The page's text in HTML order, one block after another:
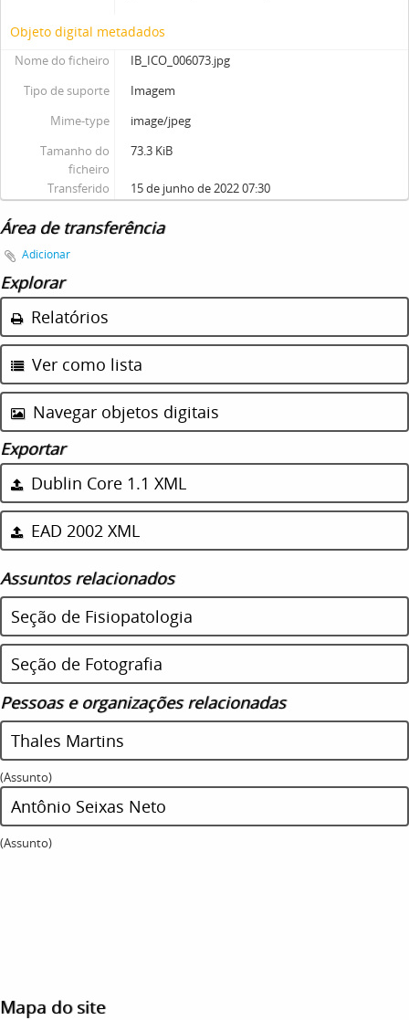
Objeto digital metadados
Nome do ficheiro
IB_ICO_006073.jpg
Tipo de suporte
Imagem
Mime-type
image/jpeg
Tamanho do
ficheiro
73.3 KiB
Transferido 15 de junho de 2022 07:30
Área de transferência
Adicionar
Explorar
Relatórios
Ver como lista
Navegar objetos digitais
Exportar
Dublin Core 1.1 XML
EAD 2002 XML
Assuntos relacionados
Seção de Fisiopatologia
Seção de Fotografia
Pessoas e organizações relacionadas
Thales Martins
(Assunto)
Antônio Seixas Neto
(Assunto)
Mapa do site